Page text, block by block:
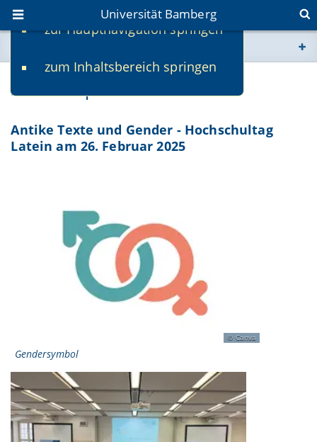
zur Hauptnavigation springen
zum Inhaltsbereich springen
Universität Bamberg
www.uni-bamberg.de
fis.uni-bamberg.de
Schulkooperationen
Antike Texte und Gender - Hochschultag
Latein am 26. Februar 2025
Canva
Gendersymbol